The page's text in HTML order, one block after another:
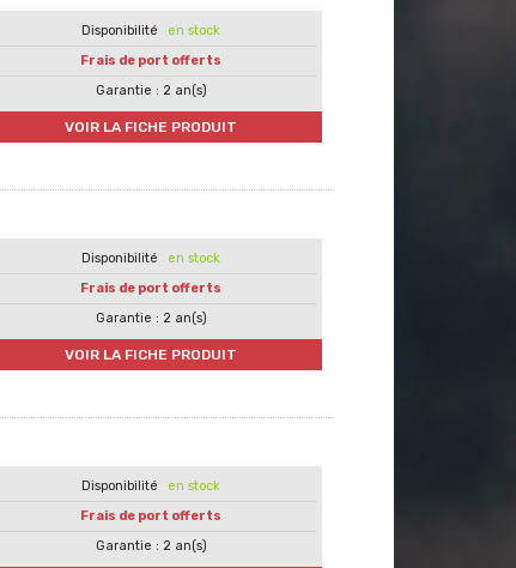
en stock
Frais de port offerts
Garantie : 2 an(s)
VOIR LA FICHE PRODUIT
en stock
Frais de port offerts
Garantie : 2 an(s)
VOIR LA FICHE PRODUIT
en stock
Frais de port offerts
Garantie : 2 an(s)